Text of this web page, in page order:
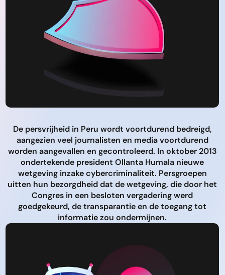
De persvrijheid in Peru wordt voortdurend bedreigd,
aangezien veel journalisten en media voortdurend
worden aangevallen en gecontroleerd. In oktober 2013
ondertekende president Ollanta Humala nieuwe
wetgeving inzake cybercriminaliteit. Persgroepen
uitten hun bezorgdheid dat de wetgeving, die door het
Congres in een besloten vergadering werd
goedgekeurd, de transparantie en de toegang tot
informatie zou ondermijnen.